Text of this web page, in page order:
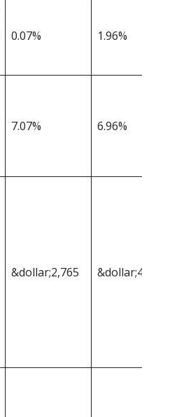
0.07% 1.96%
7.07% 6.96%
&dollar;2,765 &dollar;4,254